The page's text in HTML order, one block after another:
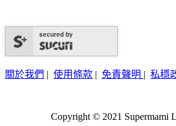
secured by
關於我們 | 使用條款 | 免責聲明 | 私穩
Copyright © 2021 Supermami